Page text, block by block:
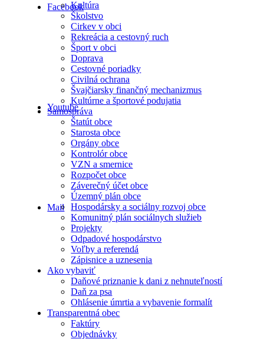
Facebook
Youtube
Mail
Kultúra
Školstvo
Cirkev v obci
Rekreácia a cestovný ruch
Šport v obci
Doprava
Cestovné poriadky
Civilná ochrana
Švajčiarsky finančný mechanizmus
Kultúrne a športové podujatia
Samospráva
Štatút obce
Starosta obce
Orgány obce
Kontrolór obce
VZN a smernice
Rozpočet obce
Záverečný účet obce
Územný plán obce
Hospodársky a sociálny rozvoj obce
Komunitný plán sociálnych služieb
Projekty
Odpadové hospodárstvo
Voľby a referendá
Zápisnice a uznesenia
Ako vybaviť
Daňové priznanie k dani z nehnuteľností
Daň za psa
Ohlásenie úmrtia a vybavenie formalít
Transparentná obec
Faktúry
Objednávky